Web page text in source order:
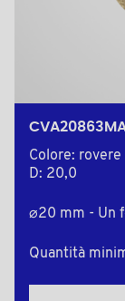
Colore: rovere
D: 20,0
⌀20 mm - Un
Quantità